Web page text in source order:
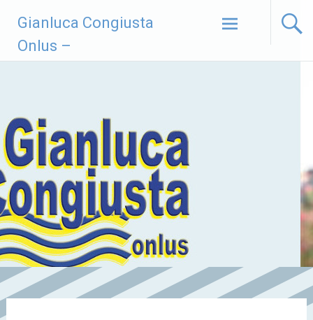
contenuto
Gianluca Congiusta
Onlus –